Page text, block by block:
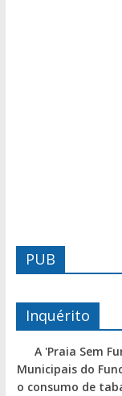
PUB
Inquérito
A 'Praia Sem
Municipais do
o consumo de